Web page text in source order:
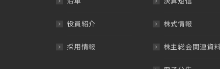
役員紹介
採用情報
株式情報
株主総会関連資